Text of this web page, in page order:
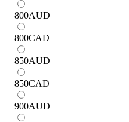
800AUD
800CAD
850AUD
850CAD
900AUD